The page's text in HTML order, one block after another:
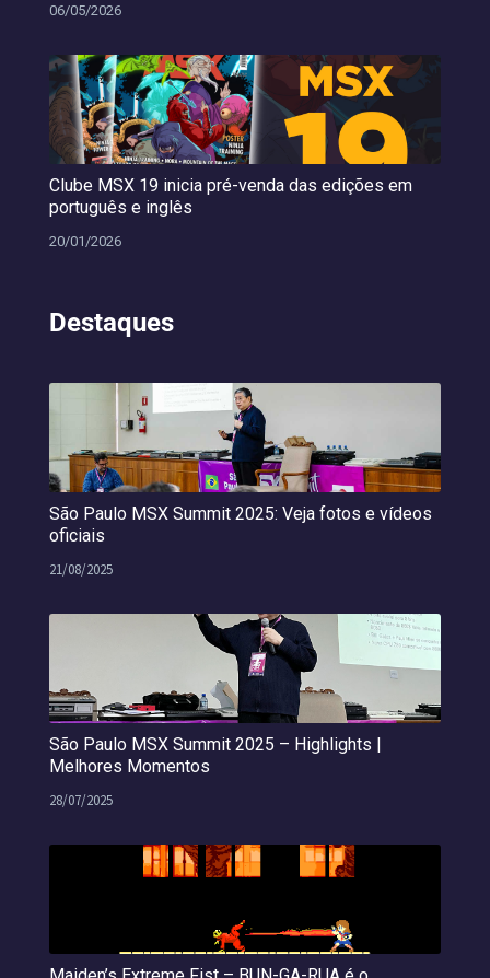
06/05/2026
Clube MSX 19 inicia pré-venda das edições em
português e inglês
20/01/2026
Destaques
São Paulo MSX Summit 2025: Veja fotos e vídeos
oficiais
21/08/2025
São Paulo MSX Summit 2025 – Highlights |
Melhores Momentos
28/07/2025